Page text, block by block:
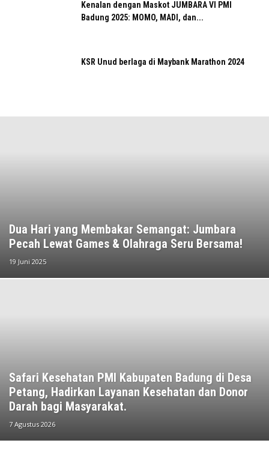
Kenalan dengan Maskot JUMBARA VI PMI
Badung 2025: MOMO, MADI, dan...
KSR Unud berlaga di Maybank Marathon 2024
Dua Hari yang Membakar Semangat: Jumbara
Pecah Lewat Games & Olahraga Seru Bersama!
19 Juni 2025
Safari Kesehatan PMI Kabupaten Badung di Desa
Petang, Hadirkan Layanan Kesehatan dan Donor
Darah bagi Masyarakat.
7 Agustus 2026